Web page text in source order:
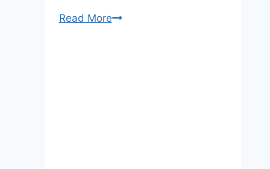
Read More하